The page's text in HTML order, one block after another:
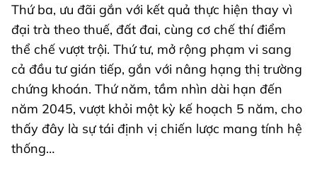
Thứ ba, ưu đãi gắn với kết quả thực hiện thay vì
đại trà theo thuế, đất đai, cùng cơ chế thí điểm
thể chế vượt trội. Thứ tư, mở rộng phạm vi sang
cả đầu tư gián tiếp, gắn với nâng hạng thị trường
chứng khoán. Thứ năm, tầm nhìn dài hạn đến
năm 2045, vượt khỏi một kỳ kế hoạch 5 năm, cho
thấy đây là sự tái định vị chiến lược mang tính hệ
thống…